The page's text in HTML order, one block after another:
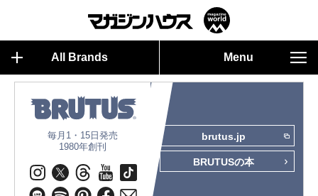
All Brands Menu
毎月1・15日発売
1980年創刊
brutus.jp
BRUTUSの本